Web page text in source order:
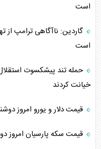
است
گاردین: ناآگاهی ترامپ از
است
حمله تند پیشکسوت
خیانت کردند
قیمت دلار و یورو امروز دوشنبه ۱۹ مرداد ۱۴۰۵ +
قیمت سکه پارسیان امروز دوشنبه ۱۹ مرداد